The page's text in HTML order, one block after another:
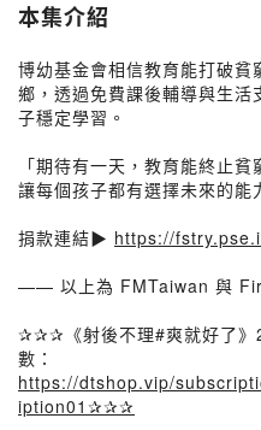
本集介紹
博幼基金會相信教育能打破
鄉，透過免費課後輔導與生
子穩定學習。
「期待有一天，教育能終止
讓每個孩子都有選擇未來的能
捐款連結▶️ https://
—— 以上為 FMTaiwan 與
✰✰✰《射後不理#爽就好了》
數：
https://dtshop.vip/
iption01✰✰✰